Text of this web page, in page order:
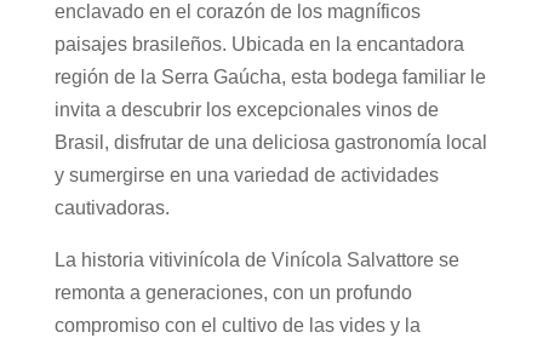
enclavado en el corazón de los magníficos
paisajes brasileños. Ubicada en la encantadora
región de la Serra Gaúcha, esta bodega familiar le
invita a descubrir los excepcionales vinos de
Brasil, disfrutar de una deliciosa gastronomía local
y sumergirse en una variedad de actividades
cautivadoras.
La historia vitivinícola de Vinícola Salvattore se
remonta a generaciones, con un profundo
compromiso con el cultivo de las vides y la